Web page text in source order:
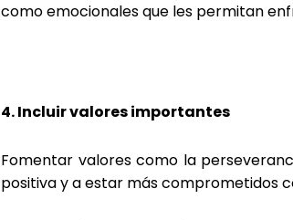
como emocionales que les permitan
4. Incluir valores importantes
Fomentar valores como la
positiva y a estar más comprometidos